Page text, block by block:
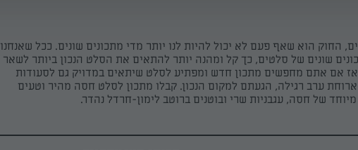
החוק הוא שאף פעם לא יכול להיות לנו יותר מדי מתכונים שונים. ככל שאנחנו
שונים של סלטים, כך קל ומהנה יותר להתאים את הסלט הנכון ביותר לשאר
אם אתם מחפשים מתכון חדש ומפתיע לסלט שיתאים במדויק גם לסעודות
ערב רגילה, הגעתם למקום הנכון. קבלו מתכון לסלט חסה מהיר וטעים
של חסה, עגבניות שרי ובוטנים ברוטב לימון-חרדל נהדר.